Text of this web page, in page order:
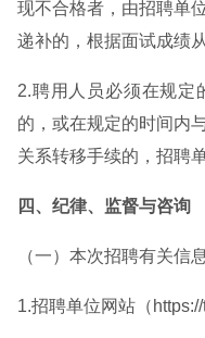
现不合格者，由招聘单
递补的，根据面试成绩
2.聘用人员必须在规定
的，或在规定的时间内
关系转移手续的，招聘
四、纪律、监督与咨询
（一）本次招聘有关信
1.招聘单位网站（